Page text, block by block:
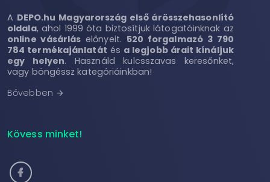
A DEPO.hu Magyarország első árösszehasonlító
oldala, ahol 1999 óta biztosítjuk látogatóinknak az
online vásárlás előnyeit. 520 forgalmazó 3 790
784 termékajánlatát és a legjobb árait kínáljuk
egy helyen. Használd kulcsszavas keresőnket,
vagy böngéssz kategóriáinkban!
Bővebben arrow_forward
Kövess minket!